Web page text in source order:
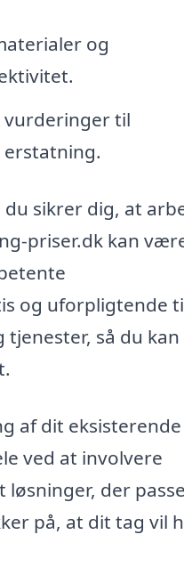
og
vurderinger til
erstatning.
sikrer dig, at
priser.dk kan
og uforpligtende
så du kan
af dit
ved at involvere
der
på, at dit tag vil